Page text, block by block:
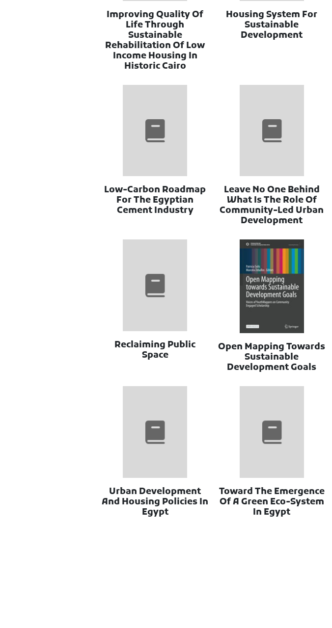
Housing System For
Sustainable
Development
Improving Quality Of
Life Through
Sustainable
Rehabilitation Of Low
Income Housing In
Historic Cairo
Leave No One Behind
What Is The Role Of
Community-Led Urban
Development
Low-Carbon Roadmap
For The Egyptian
Cement Industry
Open Mapping Towards
Sustainable
Development Goals
Reclaiming Public
Space
Toward The Emergence
Of A Green Eco-System
In Egypt
Urban Development
And Housing Policies In
Egypt